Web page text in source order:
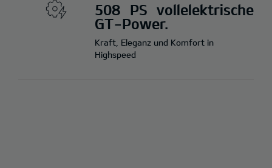
508 PS vollelektrische
GT-Power.
Kraft, Eleganz und Komfort in
Highspeed